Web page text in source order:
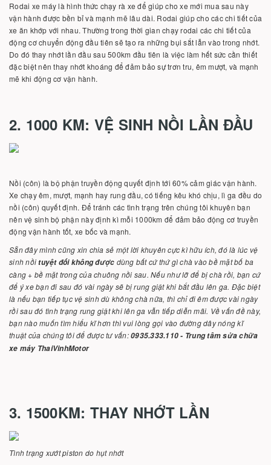
Rodai xe máy là hình thức chạy rà xe để giúp cho xe mới mua sau này
vận hành được bền bỉ và mạnh mẽ lâu dài. Rodai giúp cho các chi tiết của
xe ăn khớp với nhau. Thường trong thời gian chạy rodai các chi tiết của
động cơ chuyển động đầu tiên sẽ tạo ra những bụi sắt lẫn vào trong nhớt.
Do đó thay nhớt lần đầu sau 500km đầu tiên là việc làm hết sức cần thiết
đặc biệt nên thay nhớt khoáng để đảm bảo sự trơn tru, êm mượt, và mạnh
mẽ khi động cơ vận hành.
2. 1000 KM: VỆ SINH NỒI LẦN ĐẦU
Nồi (côn) là bộ phận truyền động quyết định tới 60% cảm giác vận hành.
Xe chạy êm, mượt, mạnh hay rung đầu, có tiếng kêu khó chịu, lì ga đều do
nồi (côn) quyết định. Để tránh các tình trạng trên chúng tôi khuyên bạn
nên vệ sinh bộ phận này định kì mỗi 1000km để đảm bảo động cơ truyền
động vận hành tốt, xe bốc và mạnh.
Sẵn đây mình cũng xin chia sẻ một lời khuyên cực kì hữu ích, đó là lúc vệ
sinh nồituyệt đối không được dùng bất cứ thứ gì chà vào bề mặt bố ba
càng + bề mặt trong của chuông nồi sau. Nếu như lỡ để bị chà rồi, bạn cứ
để ý xe bạn đi sau đó vài ngày sẽ bị rung giật khi bắt đầu lên ga. Đặc biệt
là nếu bạn tiếp tục vệ sinh dù không chà nữa, thì chỉ đi êm được vài ngày
rồi sau đó tình trạng rung giật khi lên ga vẫn tiếp diễn mãi. Về vấn đề này,
bạn nào muốn tìm hiểu kĩ hơn thì vui lòng gọi vào đường dây nóng kĩ
thuật của chúng tôi để được tư vấn:0935.333.110 - Trung tâm sửa chữa
xe máy ThaiVinhMotor
3. 1500KM: THAY NHỚT LẦN
Tình trạng xướt piston do hụt nhớt